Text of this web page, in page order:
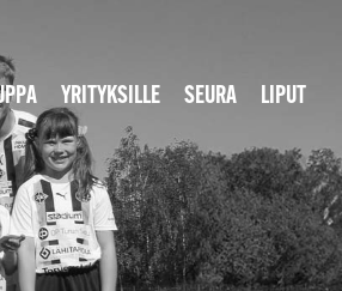
YRITYKSILLE SEURA LIPUT